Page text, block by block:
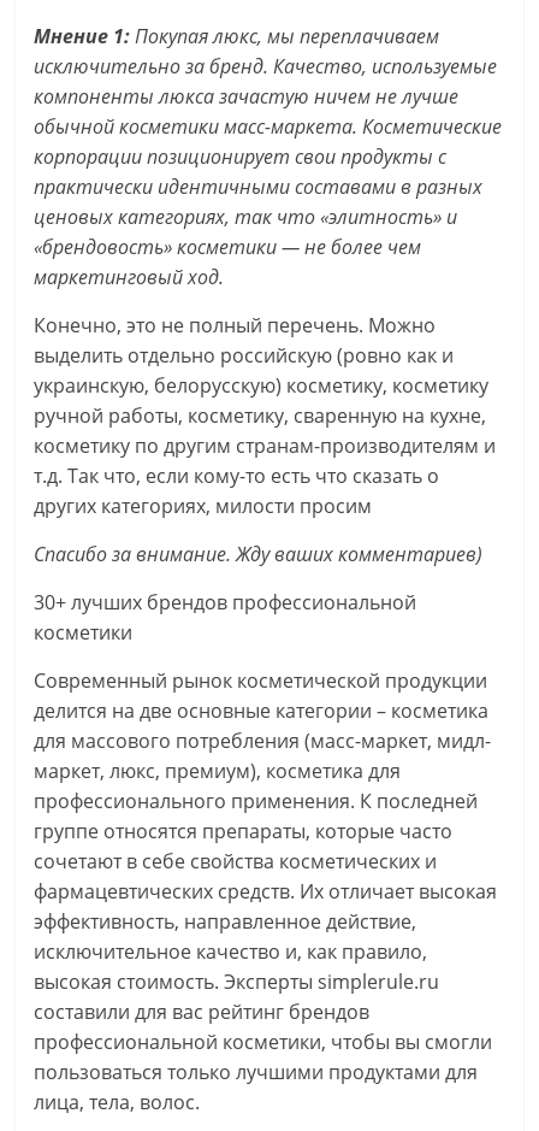
Мнение 1: Покупая люкс, мы переплачиваем
исключительно за бренд. Качество, используемые
компоненты люкса зачастую ничем не лучше
обычной косметики масс-маркета. Косметические
корпорации позиционирует свои продукты с
практически идентичными составами в разных
ценовых категориях, так что «элитность» и
«брендовость» косметики — не более чем
маркетинговый ход.
Конечно, это не полный перечень. Можно
выделить отдельно российскую (ровно как и
украинскую, белорусскую) косметику, косметику
ручной работы, косметику, сваренную на кухне,
косметику по другим странам-производителям и
т.д. Так что, если кому-то есть что сказать о
других категориях, милости просим
Спасибо за внимание. Жду ваших комментариев)
30+ лучших брендов профессиональной
косметики
Современный рынок косметической продукции
делится на две основные категории – косметика
для массового потребления (масс-маркет, мидл-
маркет, люкс, премиум), косметика для
профессионального применения. К последней
группе относятся препараты, которые часто
сочетают в себе свойства косметических и
фармацевтических средств. Их отличает высокая
эффективность, направленное действие,
исключительное качество и, как правило,
высокая стоимость. Эксперты simplerule.ru
составили для вас рейтинг брендов
профессиональной косметики, чтобы вы смогли
пользоваться только лучшими продуктами для
лица, тела, волос.